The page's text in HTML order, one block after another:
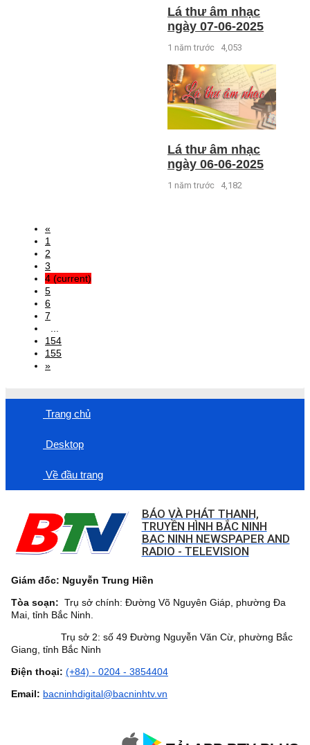
Lá thư âm nhạc
ngày 07-06-2025
1 năm trước 4,053
Lá thư âm nhạc
ngày 06-06-2025
1 năm trước 4,182
«
1
2
3
4 (current)
5
6
7
154
155
»
Trang chủ
Desktop
Về đầu trang
BÁO VÀ PHÁT THANH,
TRUYỀN HÌNH BẮC NINH
BAC NINH NEWSPAPER AND
RADIO - TELEVISION
Giám đốc: Nguyễn Trung Hiền
Tòa soạn: Trụ sở chính: Đường Võ Nguyên Giáp, phường Đa
Mai, tỉnh Bắc Ninh.
Trụ sở 2: số 49 Đường Nguyễn Văn Cừ, phường Bắc
Giang, tỉnh Bắc Ninh
Điện thoại: (+84) - 0204 - 3854404
Email: bacninhdigital@bacninhtv.vn